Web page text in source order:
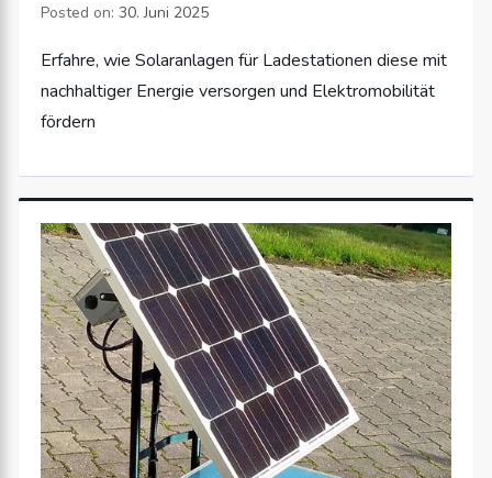
Posted on:30. Juni 2025
Erfahre, wie Solaranlagen für Ladestationen diese mit
nachhaltiger Energie versorgen und Elektromobilität
fördern